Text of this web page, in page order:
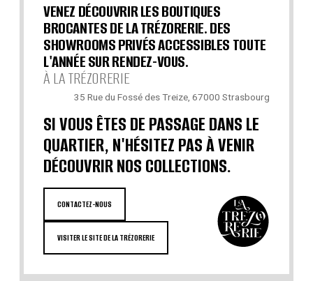
VENEZ DÉCOUVRIR LES BOUTIQUES
BROCANTES DE LA TRÉZORERIE. DES
SHOWROOMS PRIVÉS ACCESSIBLES TOUTE
L'ANNÉE SUR RENDEZ-VOUS.
À LA TRÉZORERIE
35 Rue du Fossé des Treize, 67000 Strasbourg
SI VOUS ÊTES DE PASSAGE DANS LE
QUARTIER, N'HÉSITEZ PAS À VENIR
DÉCOUVRIR NOS COLLECTIONS.
CONTACTEZ-NOUS
VISITER LE SITE DE LA TRÉZORERIE